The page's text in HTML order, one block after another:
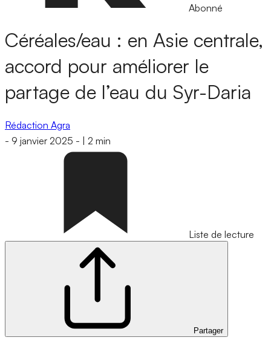
Abonné
Céréales/eau : en Asie centrale,
accord pour améliorer le
partage de l’eau du Syr-Daria
Rédaction Agra
- 9 janvier 2025 - 2 min
Liste de lecture
Partager